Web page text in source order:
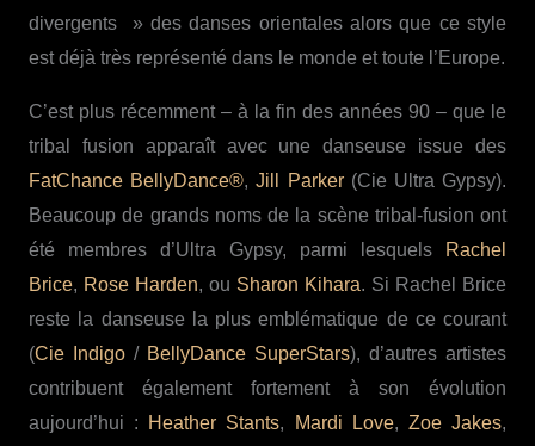
divergents » des danses orientales alors que ce style
est déjà très représenté dans le monde et toute l’Europe.
C’est plus récemment – à la fin des années 90 – que le
tribal fusion apparaît avec une danseuse issue des
FatChance BellyDance®,Jill Parker(Cie Ultra Gypsy).
Beaucoup de grands noms de la scène tribal-fusion ont
été membres d’Ultra Gypsy, parmi lesquels
Rachel
Brice, Rose Harden, ou Sharon Kihara. Si Rachel Brice
reste la danseuse la plus emblématique de ce courant
(Cie Indigo / BellyDance SuperStars), d’autres artistes
contribuent également fortement à son évolution
aujourd’hui :
Heather Stants, Mardi Love, Zoe Jakes,